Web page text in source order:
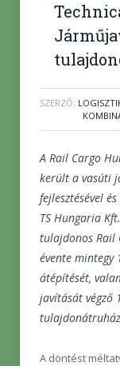
SZERZŐ:
A Rail Cargo
került a vasúti
fejlesztésével
TS Hungaria
tulajdonos Rail
évente mintegy
átépítését,
javítását végző
A döntést